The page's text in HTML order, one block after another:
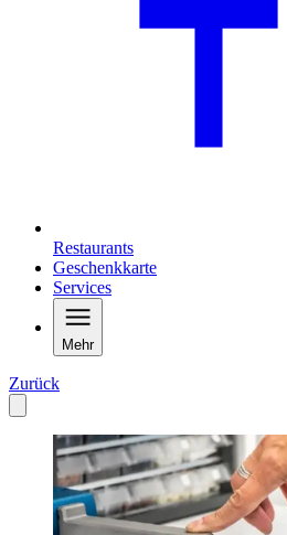
Restaurants
Geschenkkarte
Services
Mehr
Zurück